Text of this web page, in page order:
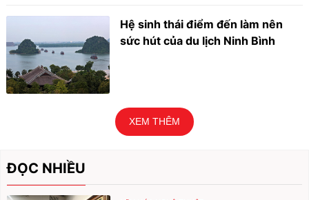
Hệ sinh thái điểm đến làm nên
sức hút của du lịch Ninh Bình
XEM THÊM
ĐỌC NHIỀU